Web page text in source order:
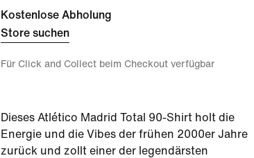
Kostenlose Abholung
Store suchen
Für Click and Collect beim Checkout verfügbar
Dieses Atlético Madrid Total 90-Shirt holt die
Energie und die Vibes der frühen 2000er Jahre
zurück und zollt einer der legendärsten